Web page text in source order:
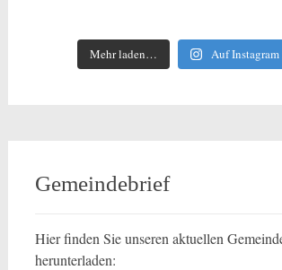
Mehr laden… Auf
Gemeindebrief
Hier finden Sie unseren aktuellen
herunterladen: